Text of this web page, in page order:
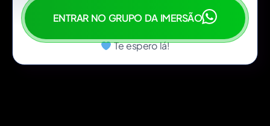
ENTRAR NO GRUPO DA IMERSÃO
Te espero lá!